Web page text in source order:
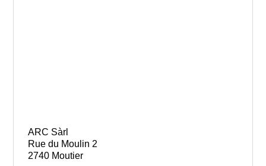
ARC Sàrl
Rue du Moulin 2
2740 Moutier